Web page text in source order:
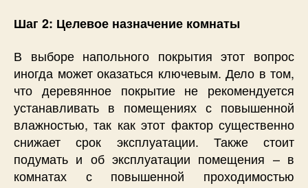
Шаг 2: Целевое назначение комнаты
В выборе напольного покрытия этот вопрос
иногда может оказаться ключевым. Дело в том,
что деревянное покрытие не рекомендуется
устанавливать в помещениях с повышенной
влажностью, так как этот фактор существенно
снижает срок эксплуатации. Также стоит
подумать и об эксплуатации помещения – в
комнатах с повышенной проходимостью